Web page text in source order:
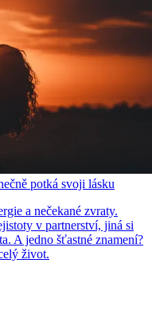
potká svoji lásku
a nečekané zvraty.
v partnerství, jiná si
A jedno šťastné znamení?
život.